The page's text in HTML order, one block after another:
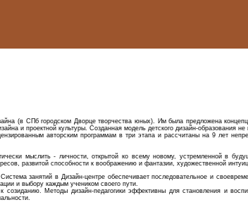
(в СПб городском Дворце творчества юных). Им была предложена
и проектной культуры. Созданная модель детского дизайн-образования
авторским программам в три этапа и рассчитаны на 9 лет
мыслить - личности, открытой ко всему новому, устремленной в
развитой способности к воображению и фантазии, художественной
занятий в Дизайн-центре обеспечивает последовательное и
и выбору каждым учеником своего пути.
Методы дизайн-педагогики эффективны для становления и